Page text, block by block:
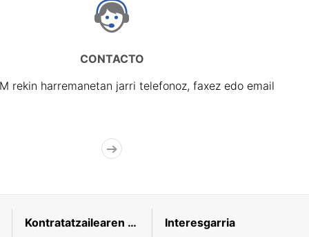
CONTACTO
rekin harremanetan jarri telefonoz, faxez edo email
Kontratatzailearen profila Interesgarria